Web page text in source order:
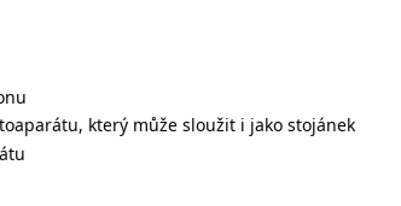
který může sloužit i jako stojánek